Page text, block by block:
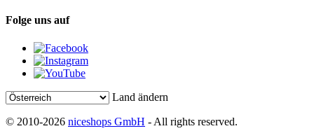
Folge uns auf
Land ändern
© 2010-2026 niceshops GmbH - All rights reserved.